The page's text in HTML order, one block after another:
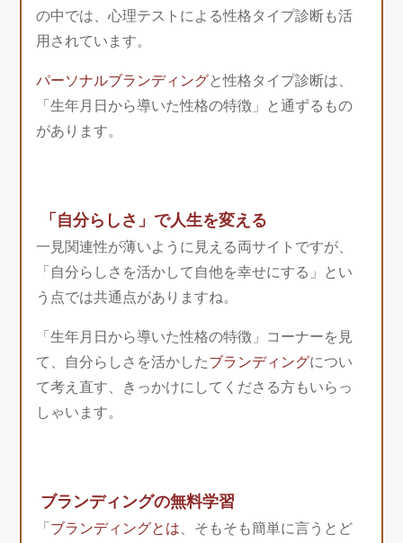
の中では、心理テストによる性格タイプ診断も活
用されています。
パーソナルブランディングと性格タイプ診断は、
「生年月日から導いた性格の特徴」と通ずるもの
があります。
「自分らしさ」で人生を変える
一見関連性が薄いように見える両サイトですが、
「自分らしさを活かして自他を幸せにする」とい
う点では共通点がありますね。
「生年月日から導いた性格の特徴」コーナーを見
て、自分らしさを活かしたブランディングについ
て考え直す、きっかけにしてくださる方もいらっ
しゃいます。
ブランディングの無料学習
「ブランディングとは、そもそも簡単に言うとど